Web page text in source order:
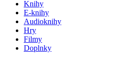
Knihy
E-knihy
Audioknihy
Hry
Filmy
Doplnky